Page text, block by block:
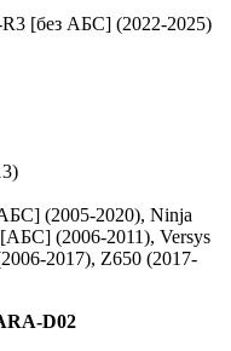
[без АБС] (2022-2025)
(2005-2020), Ninja
(2006-2011), Versys
2017), Z650 (2017-
D02